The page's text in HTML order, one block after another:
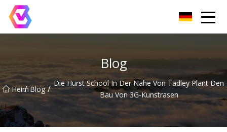
Blog
Heim
/ Blog / Die Hurst School In Der Nähe Von Tadley Plant Den
Bau Von 3G-Kunstrasen